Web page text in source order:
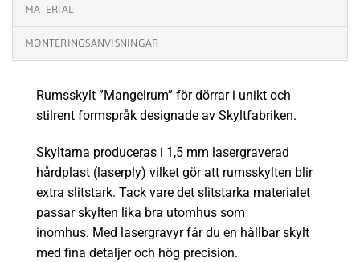
MATERIAL
MONTERINGSANVISNINGAR
Rumsskylt ”Mangelrum” för dörrar i unikt och
stilrent formspråk designade av Skyltfabriken.
Skyltarna produceras i 1,5 mm lasergraverad
hårdplast (laserply) vilket gör att rumsskylten blir
extra slitstark. Tack vare det slitstarka materialet
passar skylten lika bra utomhus som
inomhus. Med lasergravyr får du en hållbar skylt
med fina detaljer och hög precision.